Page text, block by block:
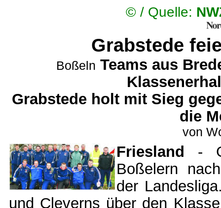
© / Quelle:
Grabstede
Boßeln Teams aus
Grabstede holt mit Sieg
die
von
Friesland
-
Boßelern
der
und Cleverns über den